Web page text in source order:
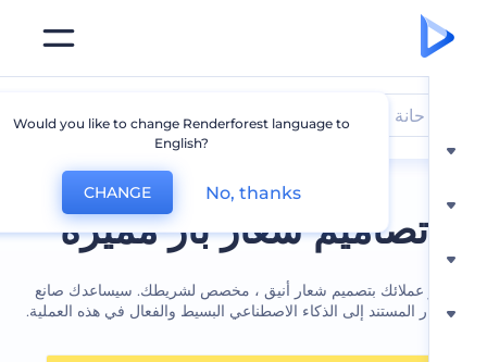
تصاميم شعار بار مميزة
عملائك بتصميم شعار أنيق ، مخصص لشريطك. سيساعدك صانع
المستند إلى الذكاء الاصطناعي البسيط والفعال في هذه العملية.
Would you like to change Renderforest language to
CHANGE No, thanks